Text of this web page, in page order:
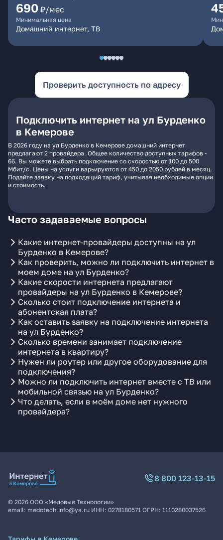
690 ₽/мес
Минимальная цена
Домашний интернет, ТВ
Проверить доступность по адресу
Подключить интернет на ул Бурденко
в Кемерове
В 2026 году на ул Бурденко в Кемерове домашний интернет
предлагают 2 провайдера. Общее количество доступных тарифов -
66. Вы можете выбрать подключение со скоростью от 100 до 500
Мбит/с. Цены на услуги варьируются от 450 до 2050 рублей в месяц.
Подайте заявку на подходящий тариф, учитывая необходимые опции
и стоимость.
Часто задаваемые вопросы
Какие интернет-провайдеры доступны на ул
Бурденко в Кемерове?
Как проверить, можно ли подключить интернет в
моем доме на ул Бурденко?
Какие скорости интернета предлагают
провайдеры на ул Бурденко в Кемерове?
Сколько стоит подключение интернета и
абонентская плата?
Как оставить заявку на подключение интернета
на ул Бурденко?
Сколько времени занимает подключение
интернета в квартиру?
Нужен ли роутер или другое оборудование для
подключения?
Можно ли подключить интернет вместе с ТВ или
мобильной связью на ул Бурденко?
Что делать, если в моём доме нет нужного
провайдера?
8 800 123-13-15
© 2026 ООО «Медовые Технологии»
email: medotech.info@ya.ru ИНН: 0278180571 ОГРН: 1110280037526